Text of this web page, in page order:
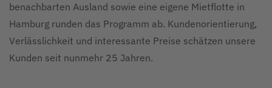
benachbarten Ausland sowie eine eigene Mietflotte in
Hamburg runden das Programm ab. Kundenorientierung,
Verlässlichkeit und interessante Preise schätzen unsere
Kunden seit nunmehr 25 Jahren.